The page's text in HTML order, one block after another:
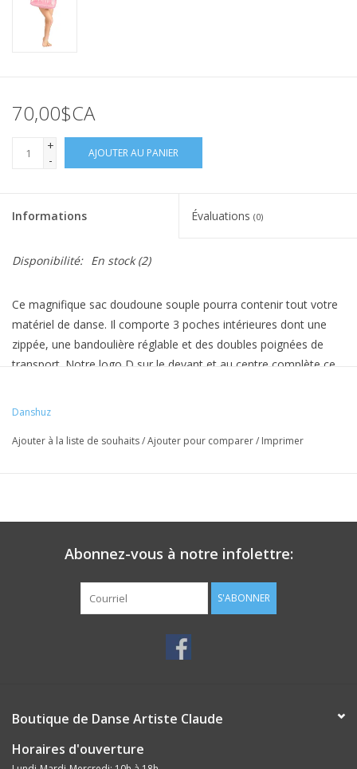
70,00$CA
+
-
AJOUTER AU PANIER
Informations Évaluations (0)
Disponibilité: En stock(2)
Ce magnifique sac doudoune souple pourra contenir tout votre
matériel de danse. Il comporte 3 poches intérieures dont une
zippée, une bandoulière réglable et des doubles poignées de
transport. Notre logo D sur le devant et au centre complète ce
Taille : 15" x 13" x 10"
Danshuz
Ajouter à la liste de souhaits/Ajouter pour comparer/ Imprimer
Abonnez-vous à notre infolettre:
S'ABONNER
Boutique de Danse Artiste Claude
Horaires d'ouverture